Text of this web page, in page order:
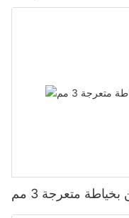
متعرجة 3 مم